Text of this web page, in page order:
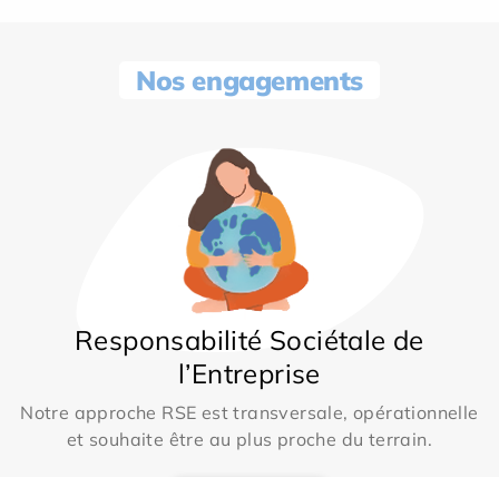
Nos engagements
Responsabilité Sociétale de
l’Entreprise
Notre approche RSE est transversale, opérationnelle
et souhaite être au plus proche du terrain.